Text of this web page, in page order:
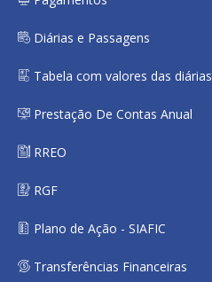
Diárias e Passagens
Tabela com valores das diárias
Prestação De Contas Anual
RREO
RGF
Plano de Ação - SIAFIC
Transferências Financeiras